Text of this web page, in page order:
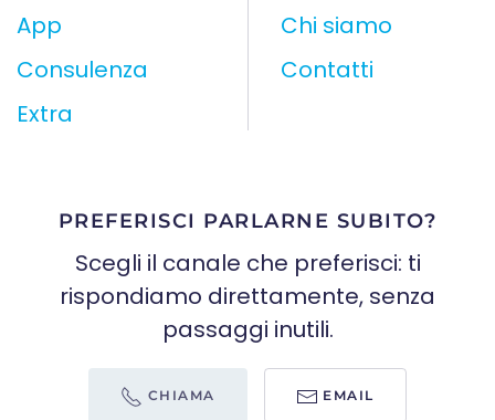
App
Consulenza
Extra
Chi siamo
Contatti
PREFERISCI PARLARNE SUBITO?
Scegli il canale che preferisci: ti
rispondiamo direttamente, senza
passaggi inutili.
CHIAMA EMAIL